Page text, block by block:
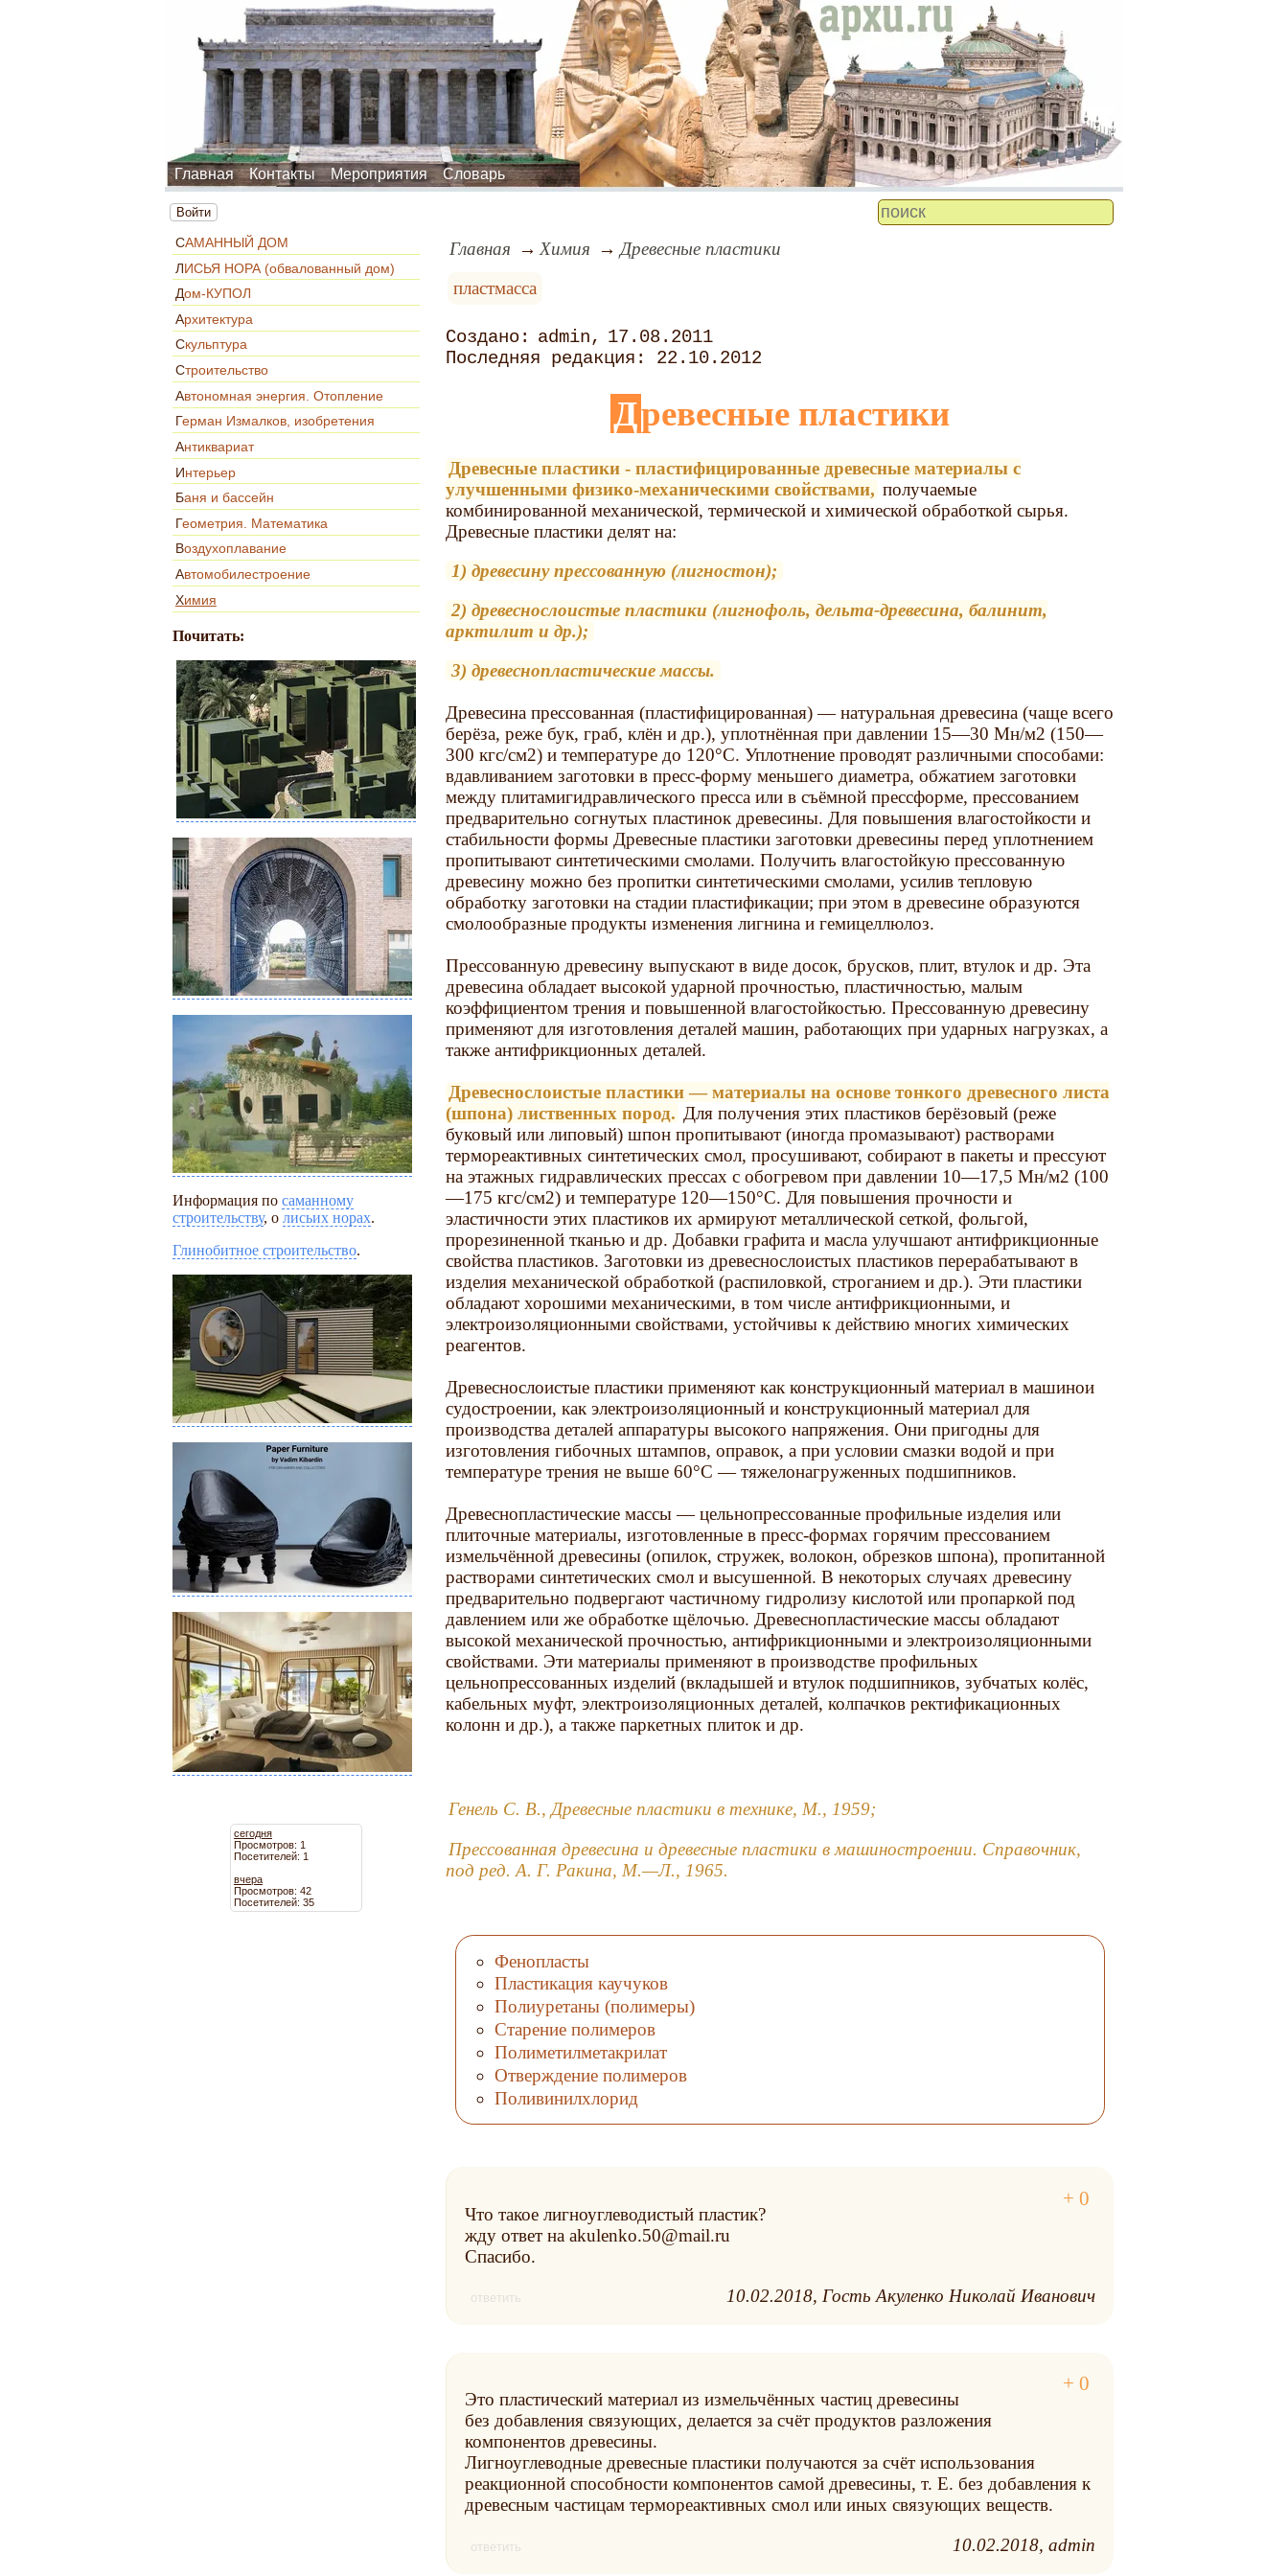
Главная Контакты Мероприятия Словарь
Войти
САМАННЫЙ ДОМ
ЛИСЬЯ НОРА (обвалованный дом)
Дом-КУПОЛ
Архитектура
Скульптура
Строительство
Автономная энергия. Отопление
Герман Измалков, изобретения
Антиквариат
Интерьер
Баня и бассейн
Геометрия. Математика
Воздухоплавание
Автомобилестроение
Химия
Почитать:
Информация по саманному
строительству, о лисьих норах.
Глинобитное строительство.
сегодня
Просмотров: 1
Посетителей: 1
вчера
Просмотров: 42
Посетителей: 35
Главная Химия
Древесные пластики
пластмасса
admin
17.08.2011
22.10.2012
Древесные пластики
Древесные пластики - пластифицированные древесные материалы с
улучшенными физико-механическими свойствами, получаемые
комбинированной механической, термической и химической обработкой сырья.
Древесные пластики делят на:
1) древесину прессованную (лигностон);
2) древеснослоистые пластики (лигнофоль, дельта-древесина, балинит,
арктилит и др.);
3) древеснопластические массы.
Древесина прессованная (пластифицированная) — натуральная древесина (чаще всего
берёза, реже бук, граб, клён и др.), уплотнённая при давлении 15—30 Мн/м2 (150—
300 кгс/см2) и температуре до 120°С. Уплотнение проводят различными способами:
вдавливанием заготовки в пресс-форму меньшего диаметра, обжатием заготовки
между плитамигидравлического пресса или в съёмной прессформе, прессованием
предварительно согнутых пластинок древесины. Для повышения влагостойкости и
стабильности формы Древесные пластики заготовки древесины перед уплотнением
пропитывают синтетическими смолами. Получить влагостойкую прессованную
древесину можно без пропитки синтетическими смолами, усилив тепловую
обработку заготовки на стадии пластификации; при этом в древесине образуются
смолообразные продукты изменения лигнина и гемицеллюлоз.
Прессованную древесину выпускают в виде досок, брусков, плит, втулок и др. Эта
древесина обладает высокой ударной прочностью, пластичностью, малым
коэффициентом трения и повышенной влагостойкостью. Прессованную древесину
применяют для изготовления деталей машин, работающих при ударных нагрузках, а
также антифрикционных деталей.
Древеснослоистые пластики — материалы на основе тонкого древесного листа
(шпона) лиственных пород. Для получения этих пластиков берёзовый (реже
буковый или липовый) шпон пропитывают (иногда промазывают) растворами
термореактивных синтетических смол, просушивают, собирают в пакеты и прессуют
на этажных гидравлических прессах с обогревом при давлении 10—17,5 Мн/м2 (100
—175 кгс/см2) и температуре 120—150°С. Для повышения прочности и
эластичности этих пластиков их армируют металлической сеткой, фольгой,
прорезиненной тканью и др. Добавки графита и масла улучшают антифрикционные
свойства пластиков. Заготовки из древеснослоистых пластиков перерабатывают в
изделия механической обработкой (распиловкой, строганием и др.). Эти пластики
обладают хорошими механическими, в том числе антифрикционными, и
электроизоляционными свойствами, устойчивы к действию многих химических
реагентов.
Древеснослоистые пластики применяют как конструкционный материал в машинои
судостроении, как электроизоляционный и конструкционный материал для
производства деталей аппаратуры высокого напряжения. Они пригодны для
изготовления гибочных штампов, оправок, а при условии смазки водой и при
температуре трения не выше 60°С — тяжелонагруженных подшипников.
Древеснопластические массы — цельнопрессованные профильные изделия или
плиточные материалы, изготовленные в пресс-формах горячим прессованием
измельчённой древесины (опилок, стружек, волокон, обрезков шпона), пропитанной
растворами синтетических смол и высушенной. В некоторых случаях древесину
предварительно подвергают частичному гидролизу кислотой или пропаркой под
давлением или же обработке щёлочью. Древеснопластические массы обладают
высокой механической прочностью, антифрикционными и электроизоляционными
свойствами. Эти материалы применяют в производстве профильных
цельнопрессованных изделий (вкладышей и втулок подшипников, зубчатых колёс,
кабельных муфт, электроизоляционных деталей, колпачков ректификационных
колонн и др.), а также паркетных плиток и др.
Генель С. В., Древесные пластики в технике, М., 1959;
Прессованная древесина и древесные пластики в машиностроении. Справочник,
под ред. А. Г. Ракина, М.—Л., 1965.
Фенопласты
Пластикация каучуков
Полиуретаны (полимеры)
Старение полимеров
Полиметилметакрилат
Отверждение полимеров
Поливинилхлорид
Что такое лигноуглеводистый пластик?
жду ответ на akulenko.50@mail.ru
Спасибо.
ответить 10.02.2018 Гость Акуленко Николай Иванович
Это пластический материал из измельчённых частиц древесины
без добавления связующих, делается за счёт продуктов разложения
компонентов древесины.
Лигноуглеводные древесные пластики получаются за счёт использования
реакционной способности компонентов самой древесины, т. Е. без добавления к
древесным частицам термореактивных смол или иных связующих веществ.
ответить 10.02.2018 admin